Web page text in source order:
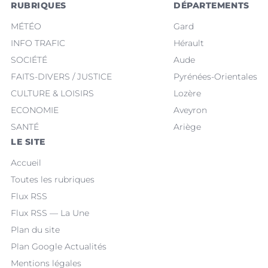
RUBRIQUES
MÉTÉO
INFO TRAFIC
SOCIÉTÉ
FAITS-DIVERS / JUSTICE
CULTURE & LOISIRS
ECONOMIE
SANTÉ
DÉPARTEMENTS
Gard
Hérault
Aude
Pyrénées-Orientales
Lozère
Aveyron
Ariège
LE SITE
Accueil
Toutes les rubriques
Flux RSS
Flux RSS — La Une
Plan du site
Plan Google Actualités
Mentions légales